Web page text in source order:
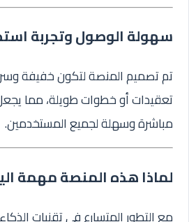
سهولة الوصول وتجربة
تم تصميم المنصة لتكون خفيفة
تعقيدات أو خطوات طويلة، مما
مباشرة وسهلة لجميع المستخدمين.
لماذا هذه المنصة مهمة
مع التطور المتسارع في تقنيات